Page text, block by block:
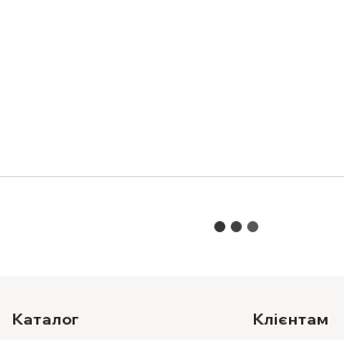
Каталог Клієнтам